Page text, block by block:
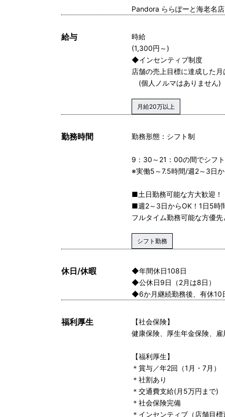
Pandora ららぽーと海老名店
給与
時給
(1,300円～)
◆インセンティブ制度
店舗の売上目標に達成した
(個人ノルマはありません)
月給20万以上
勤務時間 勤務形態：シフト制
9：30～21：00の間でシフ
※実働5～7.5時間/週2～3日
■土日勤務可能な方大歓迎！
■週2～3日からOK！1日5時
フルタイム勤務可能な方優
シフト勤務
休日/休暇
◆年間休日108日
◆公休日9日（2月は8日）
◆6か月継続勤務後、有休10
福利厚生
【社会保険】
健康保険、厚生年金保険、
【福利厚生】
＊賞与／年2回（1月・7月）
＊社割あり
＊交通費支給(月5万円まで)
＊社会保険完備
＊インセンティブ（店舗目